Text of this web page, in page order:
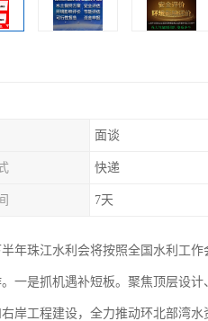
面谈
快递
7天
半年珠江水利会将按照全国水利工
一是抓机遇补短板。聚焦顶层设
岸工程建设，全力推动环北部湾